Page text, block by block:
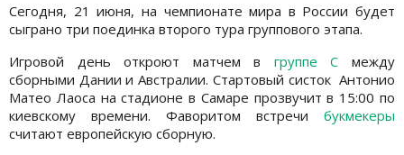
Сегодня, 21 июня, на чемпионате мира в России будет
сыграно три поединка второго тура группового этапа.
Игровой день откроют матчем в группе С между
сборными Дании и Австралии. Стартовый систок Антонио
Матео Лаоса на стадионе в Самаре прозвучит в 15:00 по
киевскому времени. Фаворитом встречи букмекеры
считают европейскую сборную.